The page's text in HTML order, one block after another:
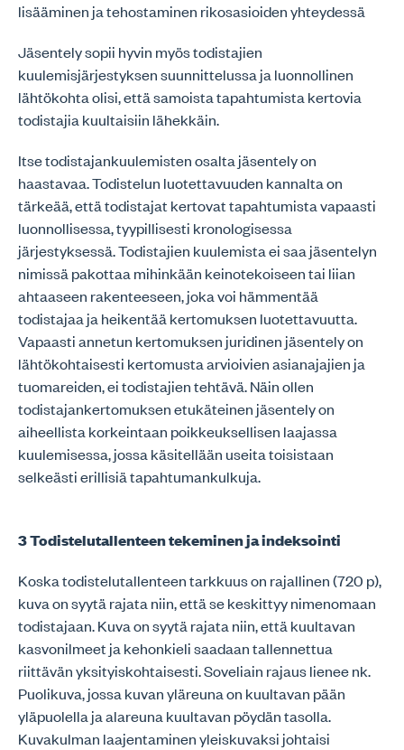
lisääminen ja tehostaminen rikosasioiden yhteydessä
Jäsentely sopii hyvin myös todistajien
kuulemisjärjestyksen suunnittelussa ja luonnollinen
lähtökohta olisi, että samoista tapahtumista kertovia
todistajia kuultaisiin lähekkäin.
Itse todistajankuulemisten osalta jäsentely on
haastavaa. Todistelun luotettavuuden kannalta on
tärkeää, että todistajat kertovat tapahtumista vapaasti
luonnollisessa, tyypillisesti kronologisessa
järjestyksessä. Todistajien kuulemista ei saa jäsentelyn
nimissä pakottaa mihinkään keinotekoiseen tai liian
ahtaaseen rakenteeseen, joka voi hämmentää
todistajaa ja heikentää kertomuksen luotettavuutta.
Vapaasti annetun kertomuksen juridinen jäsentely on
lähtökohtaisesti kertomusta arvioivien asianajajien ja
tuomareiden, ei todistajien tehtävä. Näin ollen
todistajankertomuksen etukäteinen jäsentely on
aiheellista korkeintaan poikkeuksellisen laajassa
kuulemisessa, jossa käsitellään useita toisistaan
selkeästi erillisiä tapahtumankulkuja.
3 Todistelutallenteen tekeminen ja indeksointi
Koska todistelutallenteen tarkkuus on rajallinen (720 p),
kuva on syytä rajata niin, että se keskittyy nimenomaan
todistajaan. Kuva on syytä rajata niin, että kuultavan
kasvonilmeet ja kehonkieli saadaan tallennettua
riittävän yksityiskohtaisesti. Soveliain rajaus lienee nk.
Puolikuva, jossa kuvan yläreuna on kuultavan pään
yläpuolella ja alareuna kuultavan pöydän tasolla.
Kuvakulman laajentaminen yleiskuvaksi johtaisi